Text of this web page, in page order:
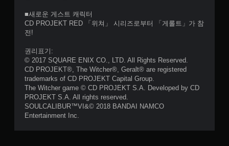
■새로운 게스트 캐릭터
CD PROJEKT RED 「위쳐」 시리즈로부터 「게롤트」가 참
전!
권리표기:
© 2017 SQUARE ENIX CO., LTD. All Rights Reserved.
CD PROJEKT®, The Witcher®, Geralt® are registered
trademarks of CD PROJEKT Capital Group.
The Witcher game © CD PROJEKT S.A. Developed by CD
PROJEKT S.A. All rights reserved.
SOULCALIBUR™VI&© 2018 BANDAI NAMCO
Entertainment Inc.